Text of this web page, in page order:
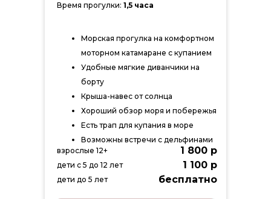
Морская прогулка на комфортном
моторном катамаране с купанием
Удобные мягкие диванчики на
борту
Крыша-навес от солнца
Хороший обзор моря и побережья
Есть трап для купания в море
Возможны встречи с дельфинами
взрослые 12+
дети с 5 до 12 лет
дети до 5 лет
1 800 р
1 100 р
бесплатно
Время прогулки: 1,5 часа